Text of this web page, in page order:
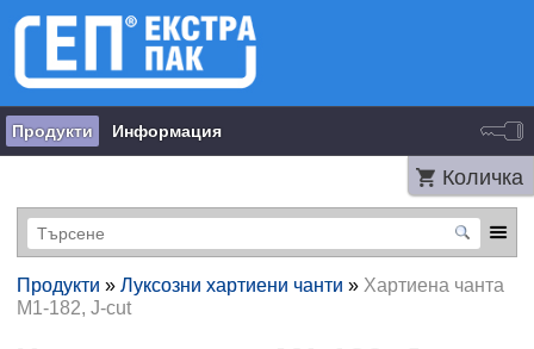
Продукти Информация
Количка
Продукти » Луксозни хартиени чанти » Хартиена чанта
М1-182, J-cut